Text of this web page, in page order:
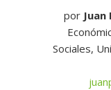
por
Sociales,